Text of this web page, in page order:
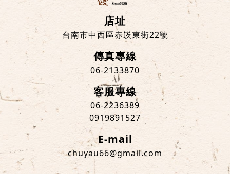
店址
台南市中西區赤崁東街22號
傳真專線
06-2133870
客服專線
06-2236389
0919891527
E-mail
chuyau66@gmail.com